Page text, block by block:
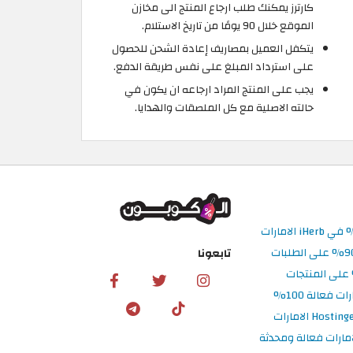
كارترز يمكنك طلب ارجاع المنتج الى مخازن
الموقع خلال 90 يومًا من تاريخ الاستلام.
يتكفل العميل بمصاريف إعادة الشحن للحصول
على استرداد المبلغ على نفس طريقة الدفع.
يجب على المنتج المراد ارجاعه ان يكون في
حالته الاصلية مع كل الملصقات والهدايا.
تابعونا